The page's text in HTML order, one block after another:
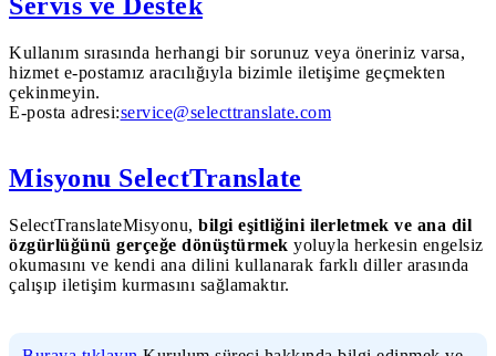
Kullanım sırasında herhangi bir sorunuz veya öneriniz varsa,
hizmet e-postamız aracılığıyla bizimle iletişime geçmekten
çekinmeyin.
E-posta adresi:service@selecttranslate.com
Misyonu SelectTranslate
SelectTranslateMisyonu, bilgi eşitliğini ilerletmek ve ana dil
özgürlüğünü gerçeğe dönüştürmek yoluyla herkesin engelsiz
okumasını ve kendi ana dilini kullanarak farklı diller arasında
çalışıp iletişim kurmasını sağlamaktır.